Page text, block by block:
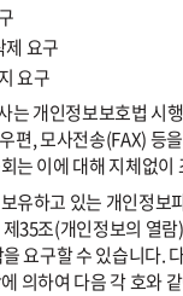
요구
요구
는 개인정보보호법 시
편, 모사전송(FAX) 등
는 이에 대해 지체없이
유하고 있는 개인정보
35조(개인정보의 열
요구할 수 있습니다.
의하여 다음 각 호와